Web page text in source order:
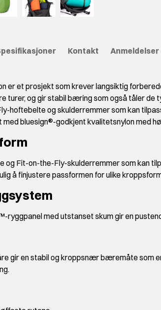
Kontakt Anmeldelser
er et prosjekt som krever langsiktig
turer, og gir stabil bæring som også tåler de
hoftebelte og skulderremmer som kan
med bluesign®-godkjent kvalitetsnylon med
Fit-on-the-Fly-skulderremmer som kan
å finjustere passformen for ulike
med utstanset skum gir en
gir en stabil og kroppsnær bæremåte som